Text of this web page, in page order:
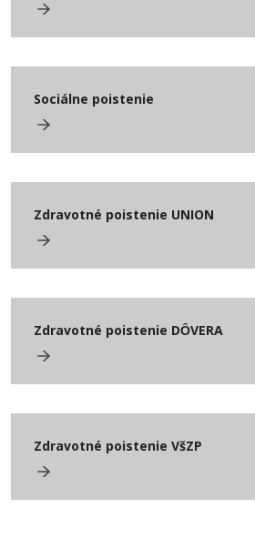
Sociálne poistenie
Zdravotné poistenie UNION
Zdravotné poistenie DȎVERA
Zdravotné poistenie VšZP